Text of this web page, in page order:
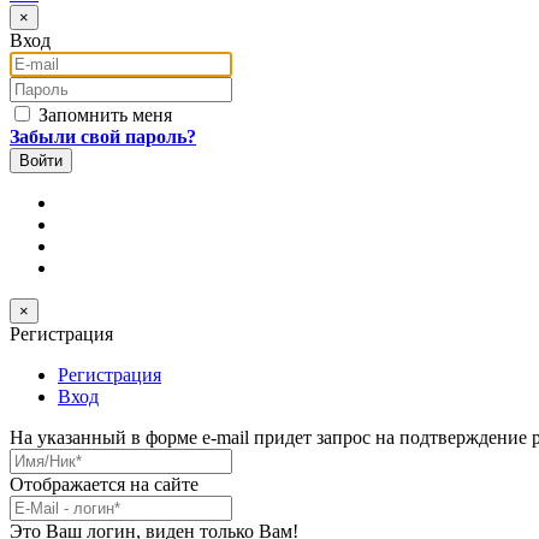
×
Вход
E-mail
Пароль
Запомнить меня
Забыли свой пароль?
×
Регистрация
Регистрация
Вход
На указанный в форме e-mail придет запрос на подтверждение
Имя/Ник
Отображается на сайте
E-Mail *
Это Ваш логин, виден только Вам!